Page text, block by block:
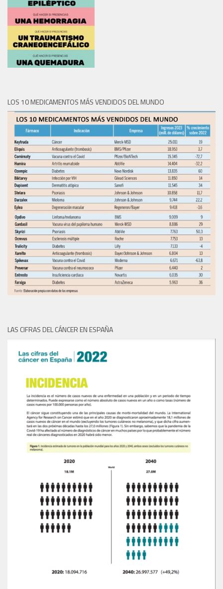
LOS 10 MEDICAMENTOS MÁS VENDIDOS DEL MUNDO
LAS CIFRAS DEL CÁNCER EN ESPAÑA